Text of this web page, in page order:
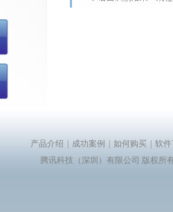
产品介绍 成功案例 如何购买
软
腾讯科技（深圳）有限公司 版权所